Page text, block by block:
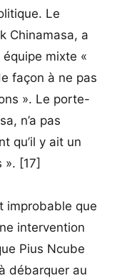
Le
Chinamasa, a
mixte «
façon à ne pas
». Le porte-
n’a pas
qu’il y ait un
[17]
improbable que
intervention
Pius Ncube
débarquer au